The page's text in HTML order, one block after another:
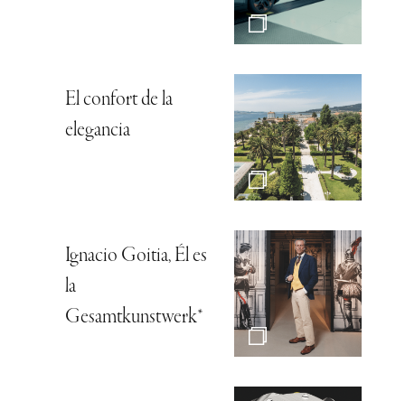
El confort de la
elegancia
Ignacio Goitia, Él es
la
Gesamtkunstwerk*